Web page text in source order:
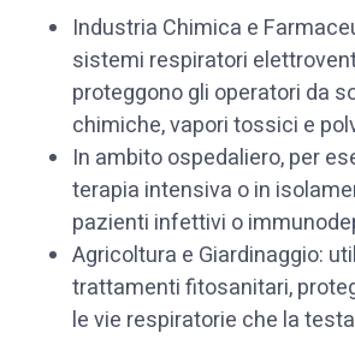
Industria Chimica e
sistemi respiratori
proteggono gli operatori da
chimiche, vapori tossici e
In ambito ospedaliero, per
terapia intensiva o in
pazienti infettivi o
Agricoltura e Giardinaggio:
trattamenti fitosanitari,
le vie respiratorie che la